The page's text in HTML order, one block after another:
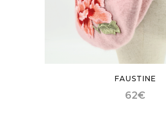
FAUSTINE
62€